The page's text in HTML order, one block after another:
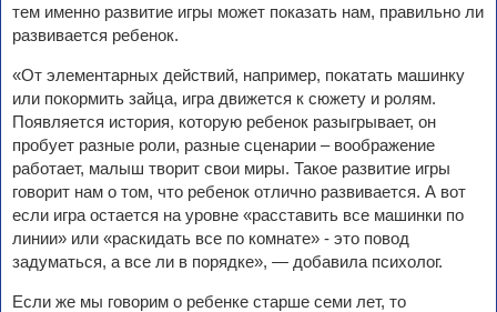
тем именно развитие игры может показать нам, правильно ли
развивается ребенок.
«От элементарных действий, например, покатать машинку
или покормить зайца, игра движется к сюжету и ролям.
Появляется история, которую ребенок разыгрывает, он
пробует разные роли, разные сценарии – воображение
работает, малыш творит свои миры. Такое развитие игры
говорит нам о том, что ребенок отлично развивается. А вот
если игра остается на уровне «расставить все машинки по
линии» или «раскидать все по комнате» - это повод
задуматься, а все ли в порядке», — добавила психолог.
Если же мы говорим о ребенке старше семи лет, то